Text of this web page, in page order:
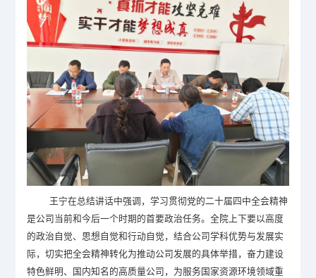
王宁在总结讲话中强调，学习贯彻党的二十届四中全会精神
是公司 当前和今后一个时期的首要政治任务。全院上下要以高度
的政治自觉、思想自觉和行动自觉，结合公司学科优势与发展实
际，切实把全会精神转化为推动公司发展的具体举措，奋力建设
特色鲜明、国内知名的高质量公司，为服务国家资源环境领域重